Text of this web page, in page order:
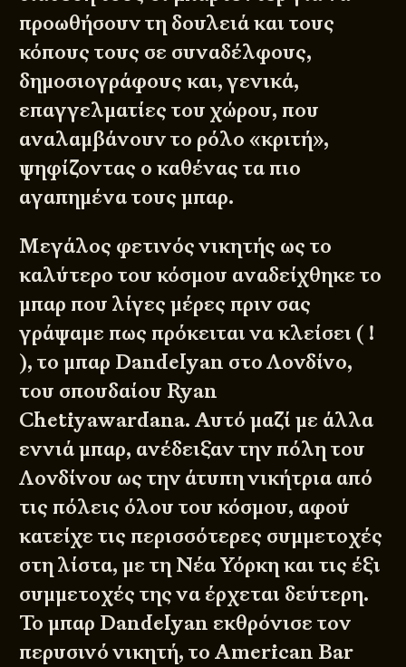
προωθήσουν τη δουλειά και τους
κόπους τους σε συναδέλφους,
δημοσιογράφους και, γενικά,
επαγγελματίες του χώρου, που
αναλαμβάνουν το ρόλο «κριτή»,
ψηφίζοντας ο καθένας τα πιο
αγαπημένα τους μπαρ.
Μεγάλος φετινός νικητής ως το
καλύτερο του κόσμου αναδείχθηκε το
μπαρ που λίγες μέρες πριν σας
γράψαμε πως πρόκειται να κλείσει ( !
), το μπαρ Dandelyan στο Λονδίνο,
του σπουδαίου Ryan
Chetiyawardana. Αυτό μαζί με άλλα
εννιά μπαρ, ανέδειξαν την πόλη του
Λονδίνου ως την άτυπη νικήτρια από
τις πόλεις όλου του κόσμου, αφού
κατείχε τις περισσότερες συμμετοχές
στη λίστα, με τη Νέα Υόρκη και τις έξι
συμμετοχές της να έρχεται δεύτερη.
Το μπαρ Dandelyan εκθρόνισε τον
περυσινό νικητή, το American Bar